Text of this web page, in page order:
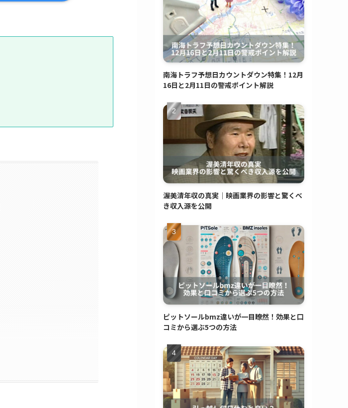
南海トラフ予想日カウントダウン特集！12月
16日と2月11日の警戒ポイント解説
渥美清年収の真実｜映画業界の影響と驚くべ
き収入源を公開
ピットソールbmz違いが一目瞭然！効果と口
コミから選ぶ5つの方法